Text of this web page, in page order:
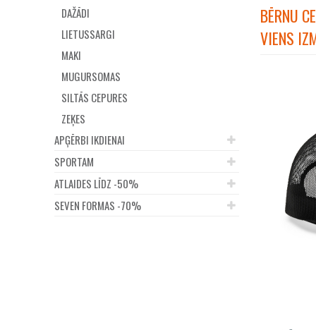
DAŽĀDI
LIETUSSARGI
MAKI
MUGURSOMAS
SILTĀS CEPURES
ZEĶES
APĢĒRBI IKDIENAI
SPORTAM
ATLAIDES LĪDZ -50%
SEVEN FORMAS -70%
BĒRNU
VIENS